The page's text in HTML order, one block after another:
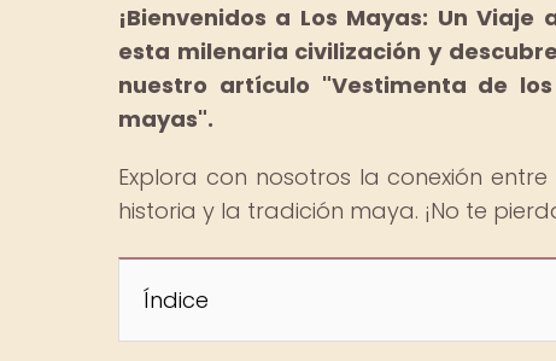
¡Bienvenidos a Los Mayas: Un Viaje
esta milenaria civilización y
nuestro artículo "Vestimenta de
mayas".
Explora con nosotros la conexión
historia y la tradición maya. ¡No te
Índice